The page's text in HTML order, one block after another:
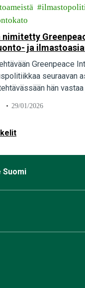
ja
Greenpeace
seuraavan
hän
29/01/2026
Suomi